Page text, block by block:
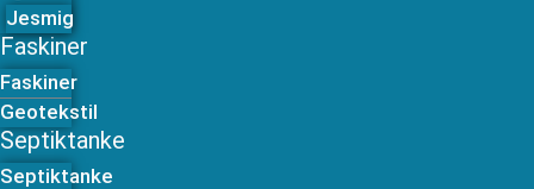
Jesmig
Faskiner
Faskiner
Geotekstil
Septiktanke
Septiktanke